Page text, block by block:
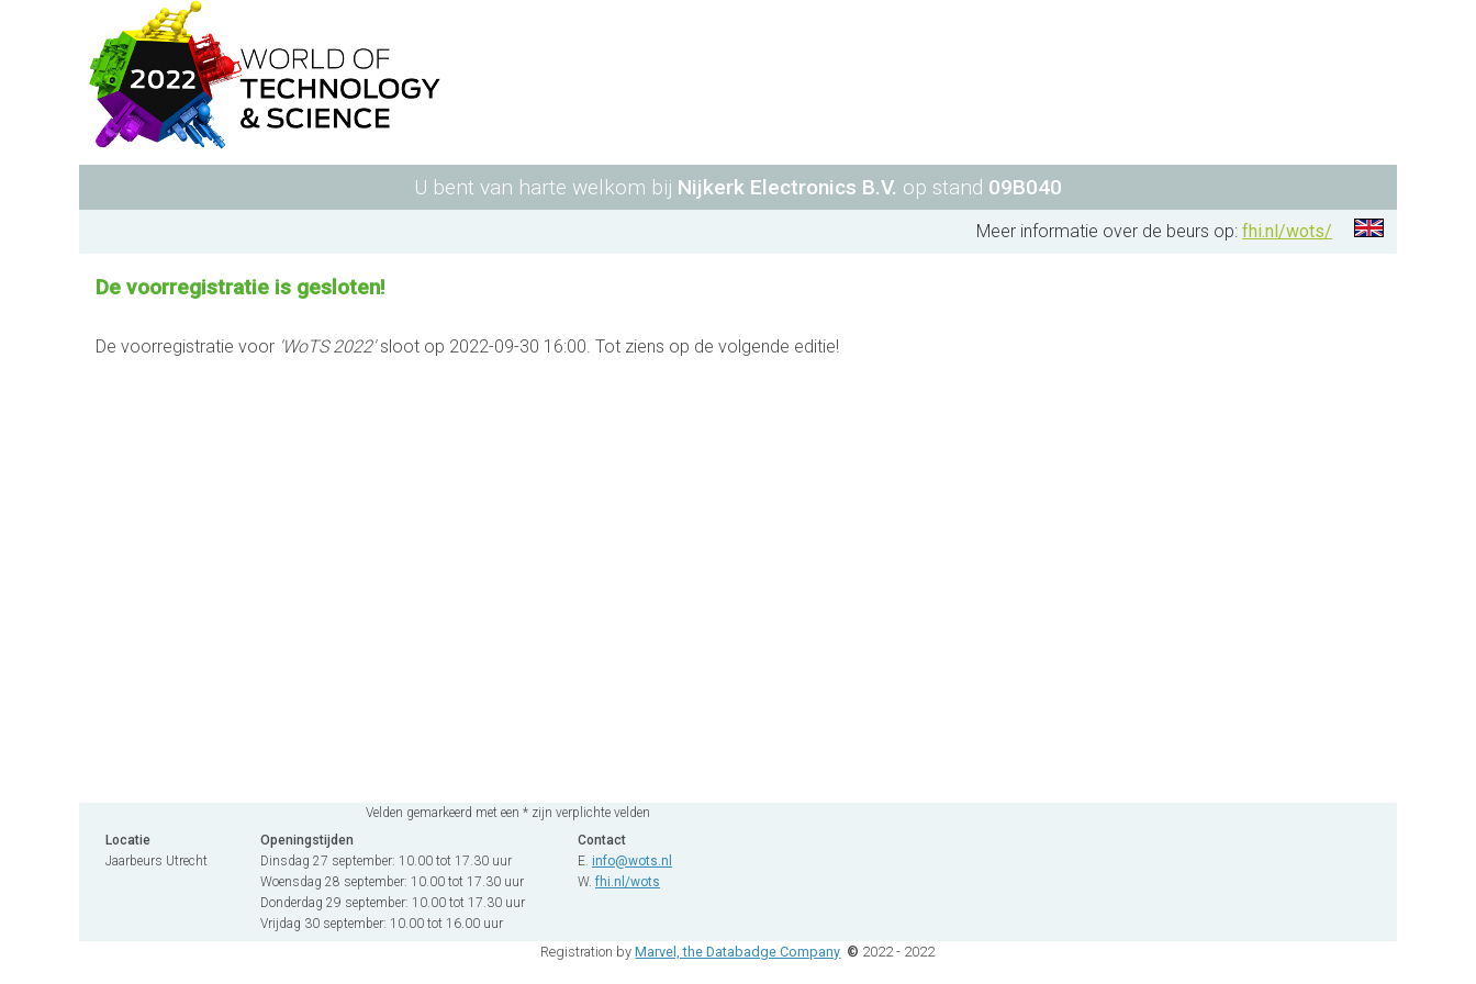
U bent van harte welkom bij Nijkerk Electronics B.V. op stand 09B040
Meer informatie over de beurs op:fhi.nl/wots/
De voorregistratie is gesloten!
De voorregistratie voor 'WoTS 2022'sloot op 2022-09-30 16:00. Tot ziens op de volgende editie!
Velden gemarkeerd met een * zijn verplichte velden
Locatie
Jaarbeurs Utrecht
Openingstijden
Dinsdag 27 september: 10.00 tot 17.30 uur
Woensdag 28 september: 10.00 tot 17.30 uur
Donderdag 29 september: 10.00 tot 17.30 uur
Vrijdag 30 september: 10.00 tot 16.00 uur
Contact
E. info@wots.nl
W. fhi.nl/wots
Registration byMarvel, the Databadge Company © 2022 - 2022